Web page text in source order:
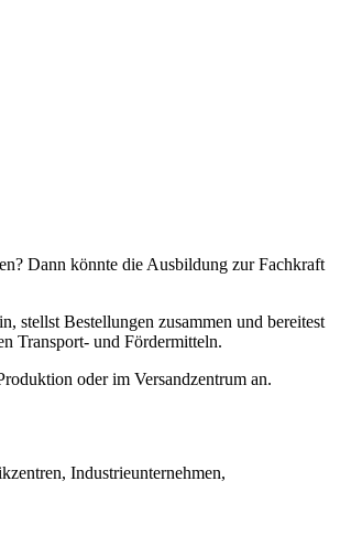
Dann könnte die Ausbildung zur Fachkraft
stellst Bestellungen zusammen und bereitest
Transport- und Fördermitteln.
oder im Versandzentrum an.
Industrieunternehmen,